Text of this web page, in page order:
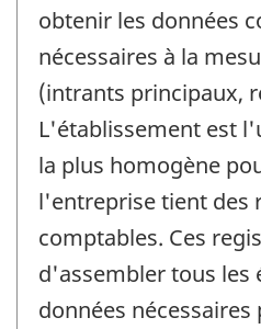
obtenir les données
nécessaires à la
(intrants principaux,
L'établissement est
la plus homogène
l'entreprise tient des
comptables. Ces
d'assembler tous les
données